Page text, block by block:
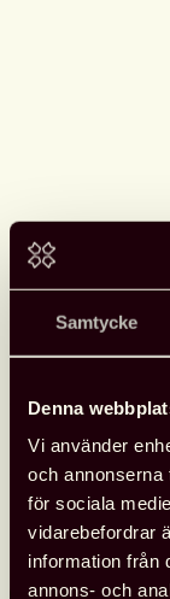
Samtycke
Denna
Vi använder
och annonserna
för sociala
vidarebefordrar
information från
annons- och
Se Svensk
Svensk
under Almedalen
kultur. Samtalen